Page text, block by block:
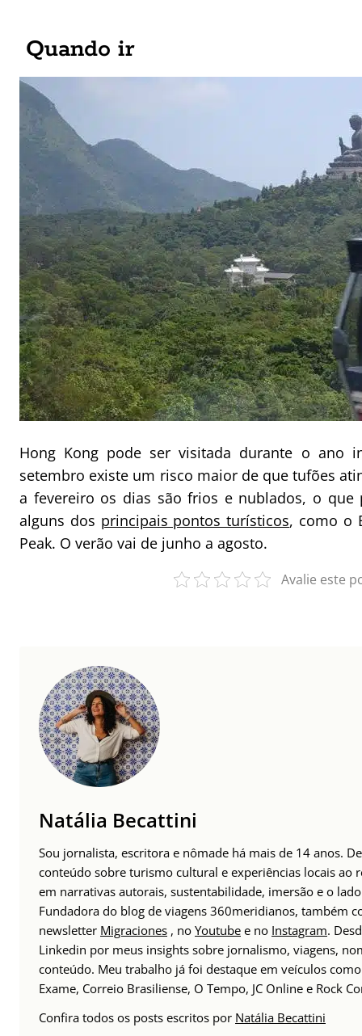
Quando ir
Hong Kong pode ser visitada durante o ano
setembro existe um risco maior de que tufões
a fevereiro os dias são frios e nublados, o
alguns dos principais pontos turísticos, como o
Peak. O verão vai de junho a agosto.
Avalie este
Natália Becattini
Sou jornalista, escritora e nômade há mais de 14 anos.
conteúdo sobre turismo cultural e experiências locais ao
em narrativas autorais, sustentabilidade, imersão e o
Fundadora do blog de viagens 360meridianos, também
newsletter Migraciones , no Youtube e no Instagram.
Linkedin por meus insights sobre jornalismo, viagens,
conteúdo. Meu trabalho já foi destaque em veículos
Exame, Correio Brasiliense, O Tempo, JC Online e Rock
Confira todos os posts escritos por Natália Becattini